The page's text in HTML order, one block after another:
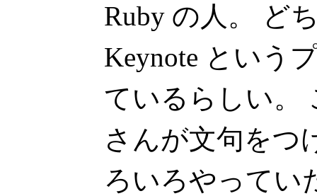
Ruby の人。 ど
Keynote という
ているらしい。
さんが文句をつ
ろいろやってい